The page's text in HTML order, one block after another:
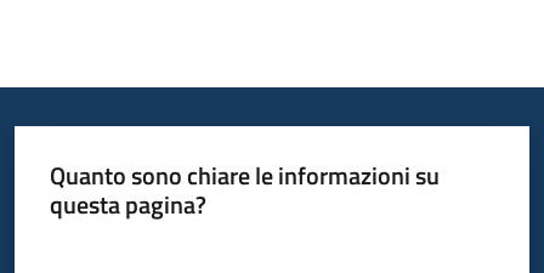
le
Informazioni
Quanto sono chiare le informazioni su
questa pagina?